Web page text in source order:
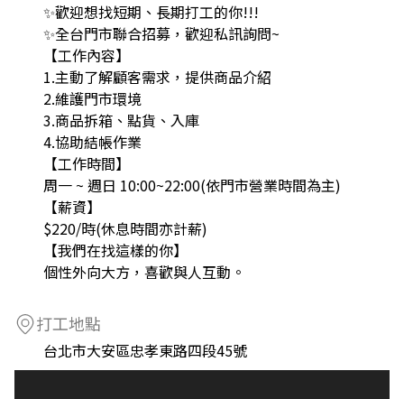
✨歡迎想找短期、長期打工的你!!!
✨全台門市聯合招募，歡迎私訊詢問~
【工作內容】
1.主動了解顧客需求，提供商品介紹
2.維護門市環境
3.商品拆箱、點貨、入庫
4.協助結帳作業
【工作時間】
周一 ~ 週日 10:00~22:00(依門市營業時間為主)
【薪資】
$220/時(休息時間亦計薪)
【我們在找這樣的你】
個性外向大方，喜歡與人互動。
打工地點
台北市大安區忠孝東路四段45號